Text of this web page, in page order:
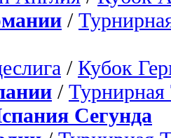
/
/ Кубок
/ Турнирная
Сегунда